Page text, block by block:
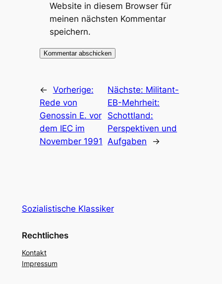
Website in diesem Browser für
meinen nächsten Kommentar
speichern.
← Vorherige:
Rede von
Genossin E. vor
dem IEC im
November 1991
Nächste: Militant-
EB-Mehrheit:
Schottland:
Perspektiven und
Aufgaben
→
Sozialistische Klassiker
Rechtliches
Kontakt
Impressum